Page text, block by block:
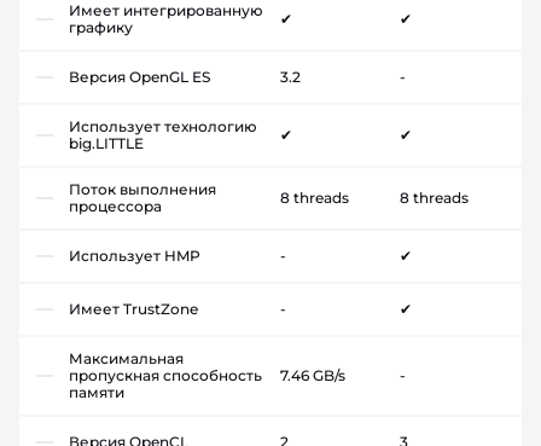
Имеет интегрированную
графику
✔ ✔
Версия OpenGL ES 3.2 -
Использует технологию
big.LITTLE
✔ ✔
Поток выполнения
процессора
8 threads 8 threads
Использует HMP - ✔
Имеет TrustZone - ✔
Максимальная
пропускная способность
памяти
7.46 GB/s -
Версия OpenCL 2 3